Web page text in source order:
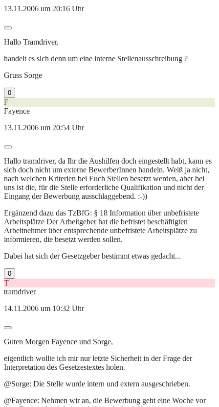
13.11.2006 um 20:16 Uhr
Hallo Tramdriver,
handelt es sich denn um eine interne Stellenausschreibung ?
Gruss Sorge
0
F
Fayence
13.11.2006 um 20:54 Uhr
Hallo tramdriver, da Ihr die Aushilfen doch eingestellt habt, kann es
sich doch nicht um externe BewerberInnen handeln. Weiß ja nicht,
nach welchen Kriterien bei Euch Stellen besetzt werden, aber bei
uns ist die, für die Stelle erforderliche Qualifikation und nicht der
Eingang der Bewerbung ausschlaggebend. :-))
Ergänzend dazu das TzBfG: § 18 Information über unbefristete
Arbeitsplätze Der Arbeitgeber hat die befristet beschäftigten
Arbeitnehmer über entsprechende unbefristete Arbeitsplätze zu
informieren, die besetzt werden sollen.
Dabei hat sich der Gesetzgeber bestimmt etwas gedacht...
0
T
tramdriver
14.11.2006 um 10:32 Uhr
Guten Morgen Fayence und Sorge,
eigentlich wollte ich mir nur letzte Sicherheit in der Frage der
Interpretation des Gesetzestextes holen.
@Sorge: Die Stelle wurde intern und extern ausgeschrieben.
@Fayence: Nehmen wir an, die Bewerbung geht eine Woche vor